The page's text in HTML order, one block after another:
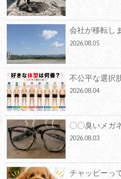
会社が移転し
2026.08.05
不公平な選択
2026.08.04
〇〇臭いメガ
2026.08.03
チャッピーっ